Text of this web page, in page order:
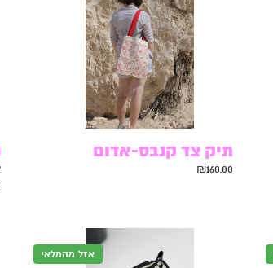
תיק צד קנבס-אדום
₪160.00
אזל מהמלאי